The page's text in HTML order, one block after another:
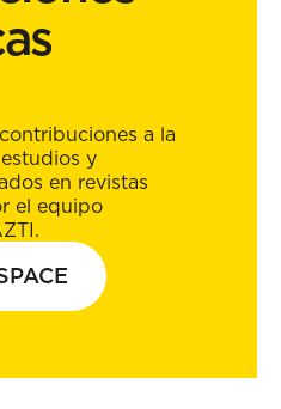
a la
y
en revistas
el equipo